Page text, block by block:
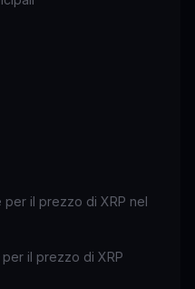
il prezzo di XRP nel
il prezzo di XRP